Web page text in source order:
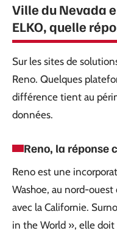
Ville du Nevada
ELKO, quelle
Sur les sites de
Reno. Quelques
différence tient au
données.
Reno, la réponse
Reno est une
Washoe, au nord-
avec la Californie.
in the World », elle doit